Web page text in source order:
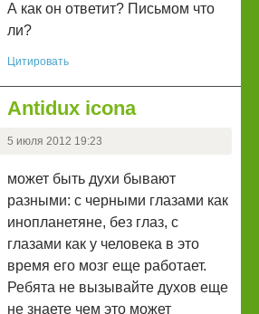
А как он ответит? Письмом что
ли?
Цитировать
Antidux icona
5 июля 2012 19:23
может быть духи бывают
разными: с черными глазами как
инопланетяне, без глаз, с
глазами как у человека в это
время его мозг еще работает.
Ребята не вызывайте духов еще
не знаете чем это может